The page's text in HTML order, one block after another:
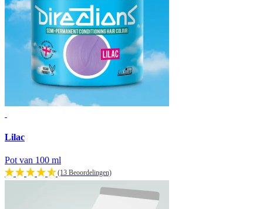
Lilac
Pot van 100 ml
(13 Beoordelingen)